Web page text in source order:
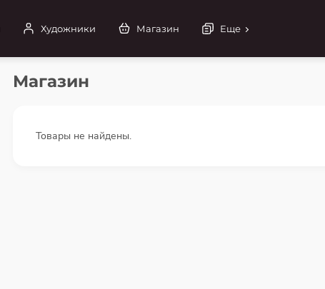
Художники Магазин Еще
Магазин
Товары не найдены.